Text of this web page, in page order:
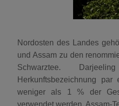
Nordosten des Landes
und Assam zu den
Schwarztee.
Herkunftsbezeichnung
weniger als 1 % der
verwendet werden. Assam-